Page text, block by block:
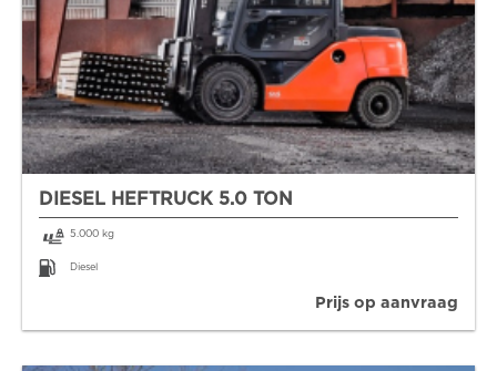
DIESEL HEFTRUCK 5.0 TON
5.000 kg
Diesel
Prijs op aanvraag